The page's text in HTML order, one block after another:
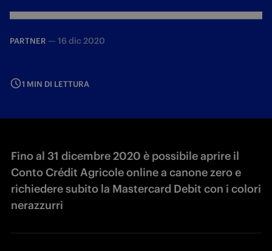
PARTNER — 16 dic 2020
1 MIN DI LETTURA
Fino al 31 dicembre 2020 è possibile aprire il
Conto Crédit Agricole online a canone zero e
richiedere subito la Mastercard Debit con i colori
nerazzurri